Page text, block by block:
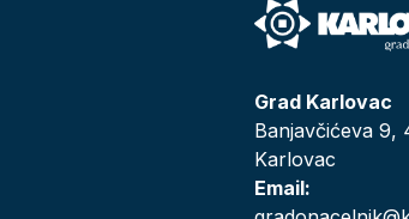
Grad Karlovac
Banjavčićeva 9,
Karlovac
Email: